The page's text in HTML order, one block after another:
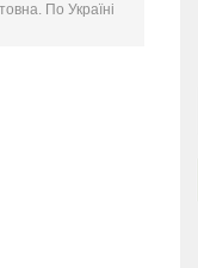
По Україні